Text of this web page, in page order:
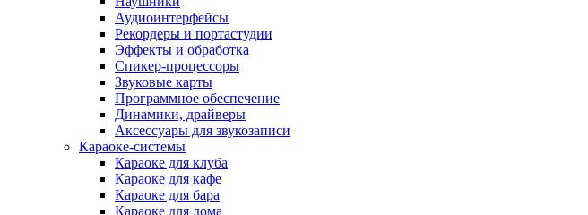
Аудиоинтерфейсы
Рекордеры и портастудии
Эффекты и обработка
Спикер-процессоры
Звуковые карты
Программное обеспечение
Динамики, драйверы
Аксессуары для звукозаписи
Караоке-системы
Караоке для клуба
Караоке для кафе
Караоке для бара
Караоке для дома